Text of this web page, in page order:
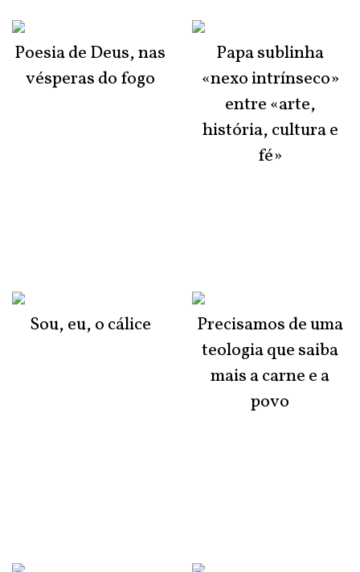
Poesia de Deus, nas
vésperas do fogo
Sou, eu, o cálice
Papa sublinha
«nexo intrínseco»
entre «arte,
história, cultura e
fé»
Precisamos de uma
teologia que saiba
mais a carne e a
povo